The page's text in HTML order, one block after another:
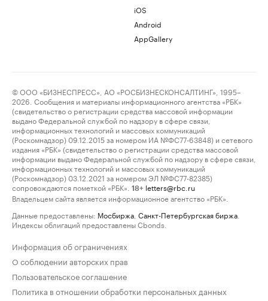
iOS
Android
AppGallery
© ООО «БИЗНЕСПРЕСС», АО «РОСБИЗНЕСКОНСАЛТИНГ», 1995–
2026. Сообщения и материалы информационного агентства «РБК»
(свидетельство о регистрации средства массовой информации
выдано Федеральной службой по надзору в сфере связи,
информационных технологий и массовых коммуникаций
(Роскомнадзор) 09.12.2015 за номером ИА №ФС77-63848) и сетевого
издания «РБК» (свидетельство о регистрации средства массовой
информации выдано Федеральной службой по надзору в сфере связи,
информационных технологий и массовых коммуникаций
(Роскомнадзор) 03.12.2021 за номером ЭЛ №ФС77-82385)
сопровождаются пометкой «РБК».
18+ letters@rbc.ru
Владельцем сайта является информационное агентство «РБК».
Данные предоставлены: Мосбиржа Санкт-Петербургская биржа
Индексы облигаций предоставлены Cbonds.
Информация об ограничениях
О соблюдении авторских прав
Пользовательское соглашение
Политика в отношении обработки персональных данных